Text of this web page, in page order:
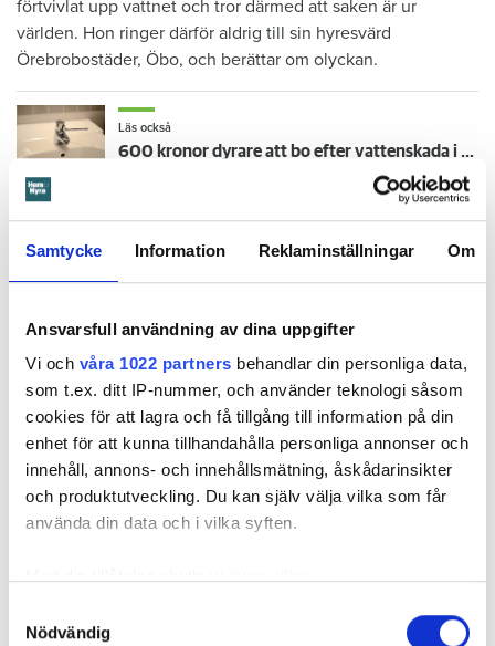
Samtycke Information Reklaminställningar Om
Ansvarsfull användning av dina uppgifter
Vi och våra 1022 partners behandlar din personliga data,
som t.ex. ditt IP-nummer, och använder teknologi såsom
cookies för att lagra och få tillgång till information på din
enhet för att kunna tillhandahålla personliga annonser och
innehåll, annons- och innehållsmätning, åskådarinsikter
och produktutveckling. Du kan själv välja vilka som får
använda din data och i vilka syften.
som kan ha en noggrannhet på upp till flera meter
Nödvändig
förtvivlat upp vattnet och tror därmed att saken är ur
världen. Hon ringer därför aldrig till sin hyresvärd
Örebrobostäder, Öbo, och berättar om olyckan.
Läs också
600 kronor dyrare att bo efter vattenskada i Varberg
Ringer gör dock grannen nedanför – när det börjar läcka
sig att den är större än man först trott. Sanden under golvet
har sugit upp vattnet så att det spridit sig in i både kök och
vardagsrum.